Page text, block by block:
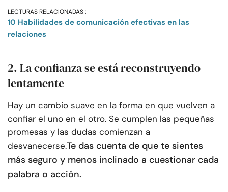
LECTURAS RELACIONADAS :
10 Habilidades de comunicación efectivas en las
relaciones
2. La confianza se está reconstruyendo
lentamente
Hay un cambio suave en la forma en que vuelven a
confiar el uno en el otro. Se cumplen las pequeñas
promesas y las dudas comienzan a
desvanecerse.Te das cuenta de que te sientes
más seguro y menos inclinado a cuestionar cada
palabra o acción.